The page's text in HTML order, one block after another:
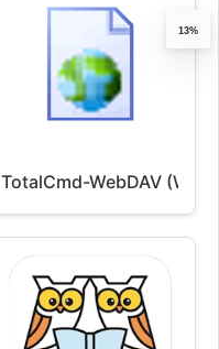
TotalCmd-WebDAV (WEB
13%